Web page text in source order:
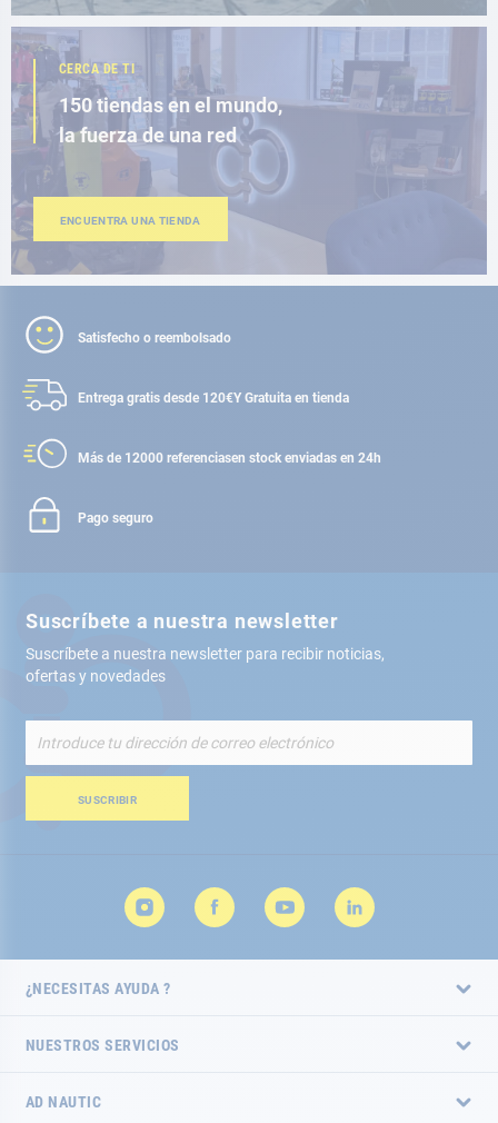
CERCA DE TI
150 tiendas en el mundo,
la fuerza de una red
ENCUENTRA UNA TIENDA
Satisfecho o reembolsado
Entrega gratis desde 120€Y Gratuita en tienda
Más de 12000 referenciasen stock enviadas en 24h
Pago seguro
Suscríbete a nuestra newsletter
Suscríbete a nuestra newsletter para recibir noticias,
ofertas y novedades
nuestro
de
SUSCRIBIR
¿NECESITAS AYUDA ?
NUESTROS SERVICIOS
AD NAUTIC